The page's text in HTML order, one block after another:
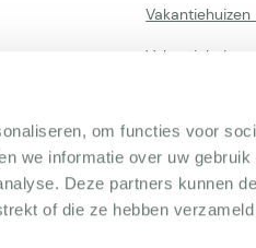
om functies voor
we informatie over uw gebruik
Deze partners kunnen
of die ze hebben
Vakantiehuizen